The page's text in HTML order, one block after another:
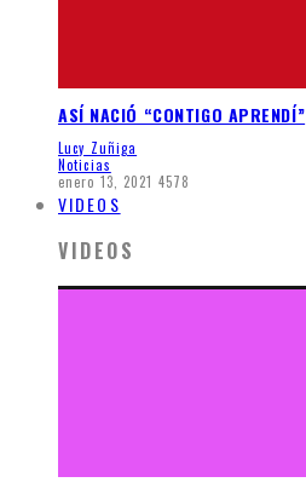
ASÍ NACIÓ “CONTIGO APRENDÍ”
Lucy Zuñiga
Noticias
enero 13, 2021 4578
VIDEOS
VIDEOS